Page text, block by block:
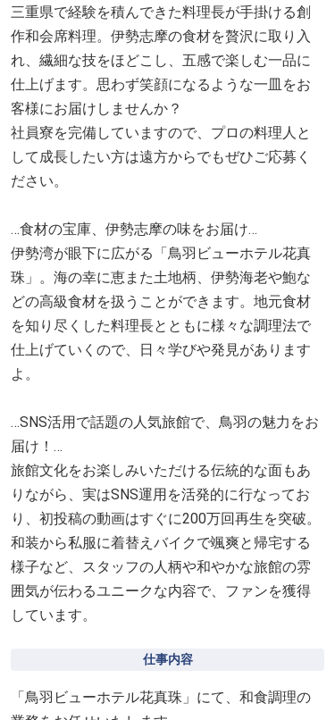
三重県で経験を積んできた料理長が手掛ける創
作和会席料理。伊勢志摩の食材を贅沢に取り入
れ、繊細な技をほどこし、五感で楽しむ一品に
仕上げます。思わず笑顔になるような一皿をお
客様にお届けしませんか？
社員寮を完備していますので、プロの料理人と
して成長したい方は遠方からでもぜひご応募く
ださい。
…食材の宝庫、伊勢志摩の味をお届け…
伊勢湾が眼下に広がる「鳥羽ビューホテル花真
珠」。海の幸に恵また土地柄、伊勢海老や鮑な
どの高級食材を扱うことができます。地元食材
を知り尽くした料理長とともに様々な調理法で
仕上げていくので、日々学びや発見があります
よ。
…SNS活用で話題の人気旅館で、鳥羽の魅力をお
届け！…
旅館文化をお楽しみいただける伝統的な面もあ
りながら、実はSNS運用を活発的に行なってお
り、初投稿の動画はすぐに200万回再生を突破。
和装から私服に着替えバイクで颯爽と帰宅する
様子など、スタッフの人柄や和やかな旅館の雰
囲気が伝わるユニークな内容で、ファンを獲得
しています。
仕事内容
「鳥羽ビューホテル花真珠」にて、和食調理の